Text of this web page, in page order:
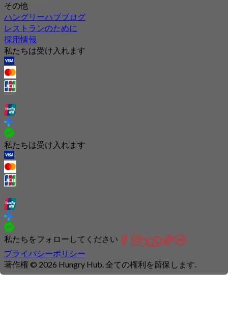
その他
ハングリーハブブログ
レストランのために
採用情報
私たちは受け入れます
私たちは受け入れます
私たちをフォローしてください
プライバシーポリシー
著作権 © 2026 Hungry Hub. 全ての権利を留保します.
Connection